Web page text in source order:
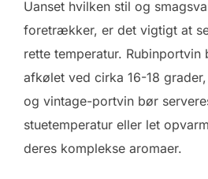
Uanset hvilken stil og
foretrækker, er det vigtigt at
rette temperatur. Rubinportvin
afkølet ved cirka 16-18
og vintage-portvin bør
stuetemperatur eller let
deres komplekse aromaer.